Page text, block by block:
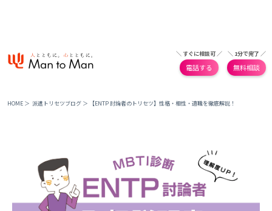
＼ すぐに相談可 ／
電話する
＼ 1分で完了 ／
無料相談
HOME ＞ 派遣トリセツブログ ＞ 【ENTP 討論者のトリセツ】性格・相性・適職を徹底解説！